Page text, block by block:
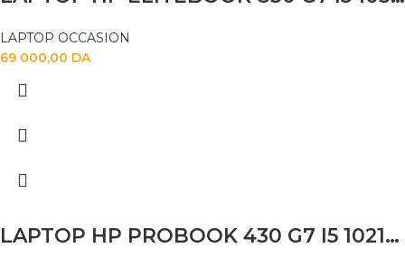
LAPTOP OCCASION
69 000,00 DA
LAPTOP HP PROBOOK 430 G7 I5 10210U 8GB 256 SSD 13.3 FHD